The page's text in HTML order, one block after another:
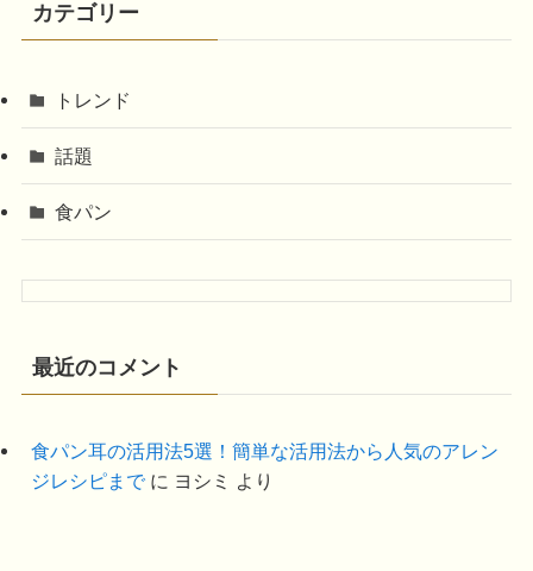
カテゴリー
トレンド
話題
食パン
最近のコメント
食パン耳の活用法5選！簡単な活用法から人気のアレン
ジレシピまでに ヨシミ より